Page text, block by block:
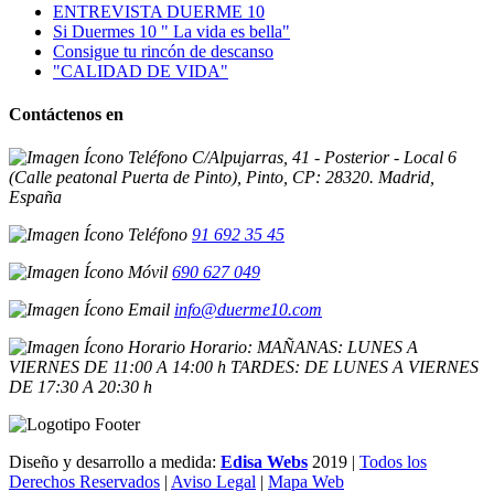
ENTREVISTA DUERME 10
Si Duermes 10 " La vida es bella"
Consigue tu rincón de descanso
"CALIDAD DE VIDA"
Contáctenos en
C/Alpujarras, 41 - Posterior - Local 6
(Calle peatonal Puerta de Pinto), Pinto, CP: 28320. Madrid,
España
91 692 35 45
690 627 049
info@duerme10.com
Horario: MAÑANAS: LUNES A
VIERNES DE 11:00 A 14:00 h TARDES: DE LUNES A VIERNES
DE 17:30 A 20:30 h
Diseño y desarrollo a medida: Edisa Webs 2019 | Todos los
Derechos Reservados | Aviso Legal | Mapa Web